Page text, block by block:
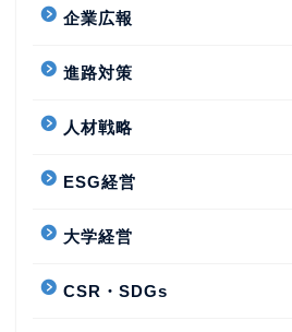
企業広報
進路対策
人材戦略
ESG経営
大学経営
CSR・SDGs